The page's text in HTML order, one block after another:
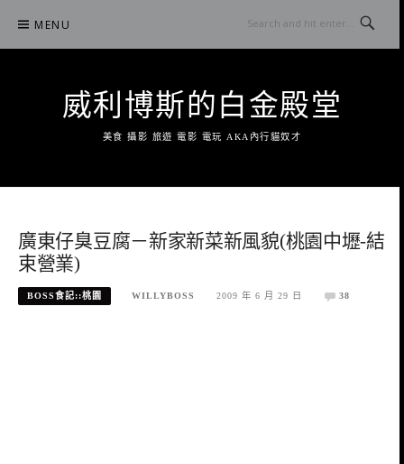
content
MENU
威利博斯的白金殿堂
美食 攝影 旅遊 電影 電玩 AKA內行貓奴才
廣東仔臭豆腐－新家新菜新風貌(桃園中壢-結
束營業)
BOSS食記::桃園 WILLYBOSS 2009 年 6 月 29 日 38